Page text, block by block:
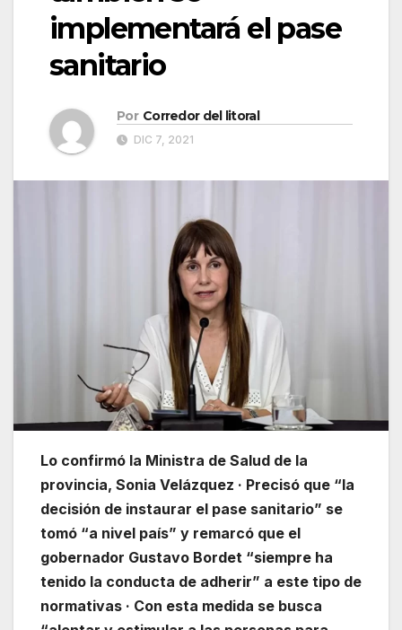
implementará el pase
sanitario
Por Corredor del litoral
DIC 7, 2021
Lo confirmó la Ministra de Salud de la
provincia, Sonia Velázquez · Precisó que “la
decisión de instaurar el pase sanitario” se
tomó “a nivel país” y remarcó que el
gobernador Gustavo Bordet “siempre ha
tenido la conducta de adherir” a este tipo de
normativas · Con esta medida se busca